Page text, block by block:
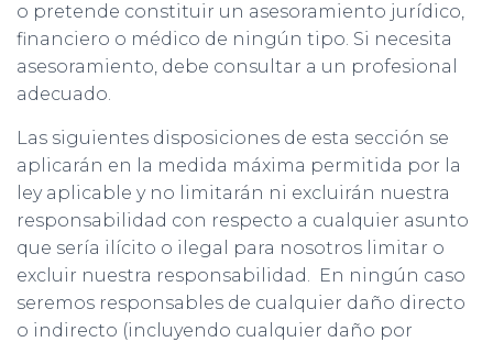
o pretende constituir un asesoramiento jurídico,
financiero o médico de ningún tipo. Si necesita
asesoramiento, debe consultar a un profesional
adecuado.
Las siguientes disposiciones de esta sección se
aplicarán en la medida máxima permitida por la
ley aplicable y no limitarán ni excluirán nuestra
responsabilidad con respecto a cualquier asunto
que sería ilícito o ilegal para nosotros limitar o
excluir nuestra responsabilidad. En ningún caso
seremos responsables de cualquier daño directo
o indirecto (incluyendo cualquier daño por